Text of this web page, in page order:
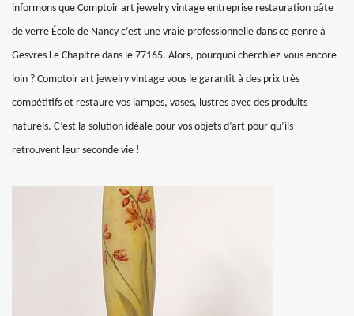
informons que Comptoir art jewelry vintage entreprise restauration pâte
de verre École de Nancy c’est une vraie professionnelle dans ce genre à
Gesvres Le Chapitre dans le 77165. Alors, pourquoi cherchiez-vous encore
loin ? Comptoir art jewelry vintage vous le garantit à des prix très
compétitifs et restaure vos lampes, vases, lustres avec des produits
naturels. C’est la solution idéale pour vos objets d’art pour qu’ils
retrouvent leur seconde vie !